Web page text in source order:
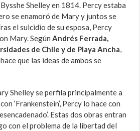
Shelley en 1814. Percy estaba
se enamoró de Mary y juntos se
el suicidio de su esposa, Percy
Mary. SegúnAndrés Ferrada,
de Chile y de Playa Ancha,
que las ideas de ambos se
Shelley se perfila principalmente a
‘Frankenstein’, Percy lo hace con
Estas dos obras entran
con el problema de la libertad del